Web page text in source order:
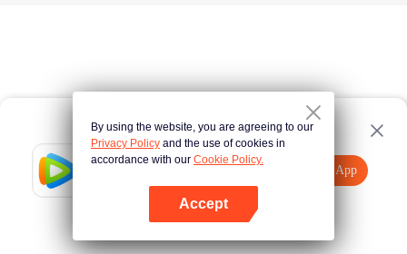
Tencent Video
打開App
點擊此處
By using the website, you are agreeing to our
Privacy Policy and the use of cookies in
accordance with our Cookie Policy.
Accept